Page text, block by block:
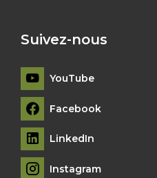
Suivez-nous
YouTube
Facebook
LinkedIn
Instagram